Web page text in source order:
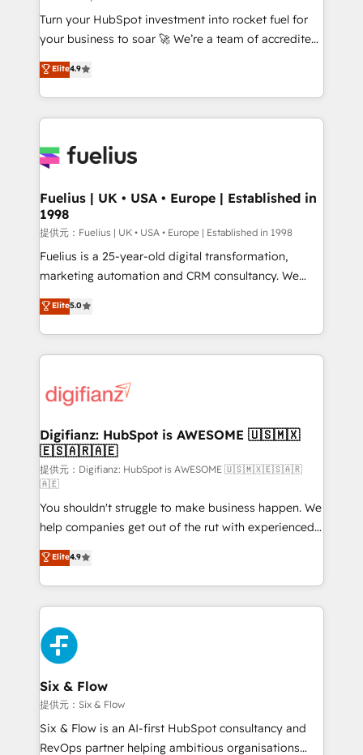
GuardHub: our AI governance framework, built on
ISO 42001 Ready for the next step? Click the 👈
'𝗖𝗼𝗻𝘁𝗮𝗰𝘁 𝗯𝘂𝘀𝗶𝗻𝗲𝘀𝘀' button to get in touch (𝘸𝘦'𝘳𝘦
𝘴𝘶𝘱𝘦𝘳 𝘳𝘦𝘴𝘱𝘰𝘯𝘴𝘪𝘷𝘦)
Turn your HubSpot investment into rocket fuel for
your business to soar 🚀 We’re a team of accredited
HubSpot experts ready to help you. We can
implement the platform into complex business
environments, optimise what you've got and make
sure you can actually use it, build your website in
for you and execute it on HubSpot. We are on the
framework, meaning we've been accredited by
HubSpot and vetted by the CCS, which means we
can support public sector companies as well the
other ones listed in our profile. Our services: -
HubSpot implementation - HubSpot CMS website
is there for you to: - Grow revenue, and run your
business more efficiently - Build stronger
more people - Get the most out of your HubSpot
investment
Elite4.9
Fuelius | UK • USA • Europe | Established in
1998
提供元：Fuelius | UK • USA • Europe | Established in 1998
Fuelius is a 25-year-old digital transformation,
marketing automation and CRM consultancy. We
enable mid-market and enterprise clients to
maximise their return from digital and fuel their
growth. We modernise platforms, streamline
operations that are causing inefficiencies, improve
supercharge revenue operations Key services: • CRM
Transformation / Web Development • RevOps &
Sales Consulting • Marketing Automation What
makes us different? 🚀 Top 0.5% of global HubSpot
agencies ⚙️ The strongest technical ability and
integration capabilities 💼 Consultative, long-term
partners who will embed ourselves into your
business, processes and systems 🏢 We specialise in
working with mid-market and enterprise
organisations, global organisations and those with
complex use cases 🏆 CRM Implementation,
Platform Enablement, Custom Integration and
Onboarding Accredited 🔐 ISO27001 & ISO9001
Certified
Elite5.0
Digifianz: HubSpot is AWESOME 🇺🇸🇲🇽
🇪🇸🇦🇷🇦🇪
提供元：Digifianz: HubSpot is AWESOME 🇺🇸🇲🇽🇪🇸🇦🇷
🇦🇪
You shouldn't struggle to make business happen. We
help companies get out of the rut with experienced,
process-oriented teams implementing HubSpot
Marketing, Sales, Service, CMS and Operations Hub,
so selling and actually engaging with your customers
feels easy and pain-free. We are a top ranked
HubSpot Elite Partner, winner of Rookie of the Year
and Customer First Awards, 4.9/5 rating in HubSpot
Reviews and 4.9/5 rating in Clutch Reviews. Digifianz
helps the following industries: logistics & 3PL, home
improvement & construction, branding and
commercialization, real estate, health, education,
SaaS, Software Dev & IT and consulting, make the
Elite4.9
Six & Flow
提供元：Six & Flow
Six & Flow is an AI-first HubSpot consultancy and
RevOps partner helping ambitious organisations